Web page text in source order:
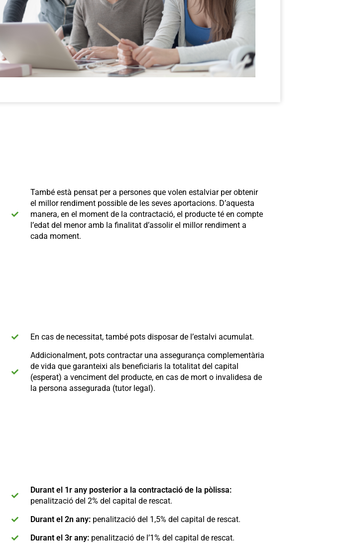
També està pensat per a persones que volen estalviar per obtenir
el millor rendiment possible de les seves aportacions. D’aquesta
manera, en el moment de la contractació, el producte té en compte
l’edat del menor amb la finalitat d’assolir el millor rendiment a
cada moment.
En cas de necessitat, també pots disposar de l’estalvi acumulat.
Addicionalment, pots contractar una assegurança complementària
de vida que garanteixi als beneficiaris la totalitat del capital
(esperat) a venciment del producte, en cas de mort o invalidesa de
la persona assegurada (tutor legal).
Durant el 1r any posterior a la contractació de la pòlissa:
penalització del 2% del capital de rescat.
Durant el 2n any:penalització del 1,5% del capital de rescat.
Durant el 3r any:penalització de l’1% del capital de rescat.